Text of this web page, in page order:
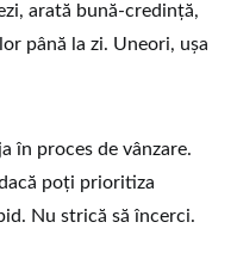
arată bună-credință,
până la zi. Uneori, ușa
în proces de vânzare.
poți prioritiza
Nu strică să încerci.